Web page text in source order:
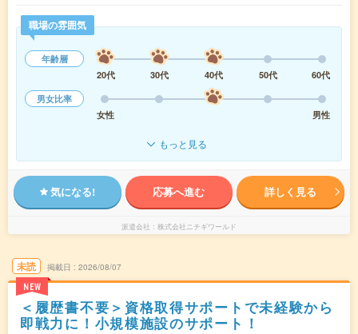
職場の雰囲気
年齢層
20代
30代 40代 50代
60代
男女比率
女性
男性
もっと見る
気になる! 応募へ進む 詳しく見る
派遣会社 株式会社ニチギワールド
未読
NEW
掲載日 2026/08/07
＜履歴書不要＞資格取得サポートで未経験から
即戦力に！小規模施設のサポート！